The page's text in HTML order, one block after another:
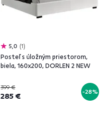
5,0 1
Posteľ s úložným priestorom,
biela, 160x200, DORLEN 2 NEW
399 €
285 € -28%